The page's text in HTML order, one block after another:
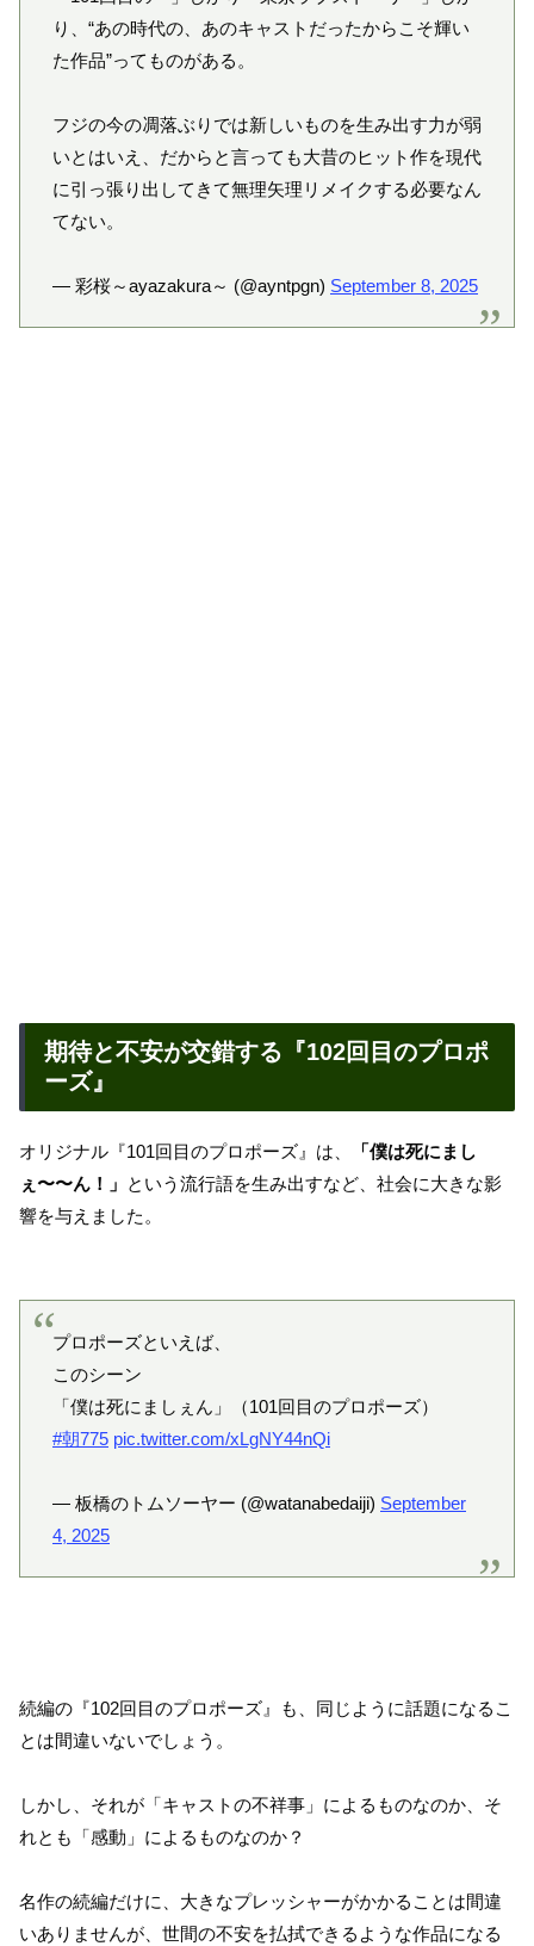
り、“あの時代の、あのキャストだったからこそ輝い
た作品”ってものがある。
フジの今の凋落ぶりでは新しいものを生み出す力が弱
いとはいえ、だからと言っても大昔のヒット作を現代
に引っ張り出してきて無理矢理リメイクする必要なん
てない。
— 彩桜～ayazakura～ (@ayntpgn) September 8, 2025
期待と不安が交錯する『102回目のプロポ
ーズ』
オリジナル『101回目のプロポーズ』は、
「僕は死にまし
ぇ〜〜ん！」 という流行語を生み出すなど、社会に大きな影
響を与えました。
プロポーズといえば、
このシーン
「僕は死にましぇん」（101回目のプロポーズ）
#朝775 pic.twitter.com/xLgNY44nQi
— 板橋のトムソーヤー (@watanabedaiji) September
4, 2025
続編の『102回目のプロポーズ』も、同じように話題になるこ
とは間違いないでしょう。
しかし、それが「キャストの不祥事」によるものなのか、そ
れとも「感動」によるものなのか？
名作の続編だけに、大きなプレッシャーがかかることは間違
いありませんが、世間の不安を払拭できるような作品になる